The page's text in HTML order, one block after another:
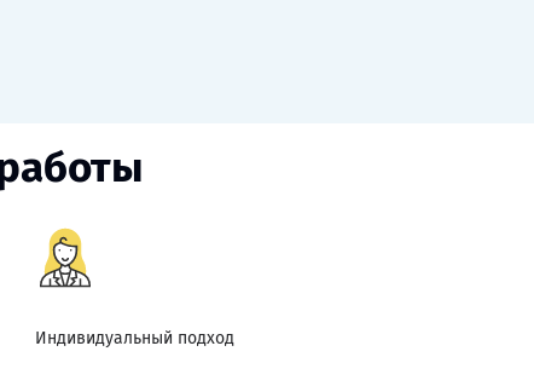
Индивидуальный подход